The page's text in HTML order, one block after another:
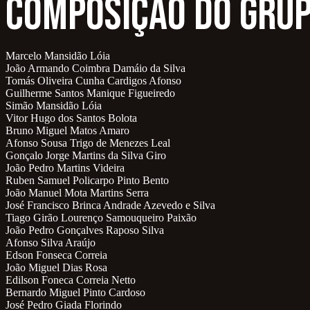
Composição do
Marcelo Mansidão Lóia
João Armando Coimbra Damáio da Silva
Tomás Oliveira Cunha Cardigos Afonso
Guilherme Santos Manique Figueiredo
Simão Mansidão Lóia
Vitor Hugo dos Santos Bolota
Bruno Miguel Matos Amaro
Afonso Sousa Trigo de Menezes Leal
Gonçalo Jorge Martins da Silva Giro
João Pedro Martins Videira
Ruben Samuel Policarpo Pinto Bento
João Manuel Mota Martins Serra
José Francisco Brinca Andrade Azevedo e Silva
Tiago Girão Lourenço Samouqueiro Paixão
João Pedro Gonçalves Raposo Silva
Afonso Silva Araújo
Edson Fonseca Correia
João Miguel Dias Rosa
Edilson Foneca Correia Netto
Bernardo Miguel Pinto Cardoso
José Pedro Giada Florindo